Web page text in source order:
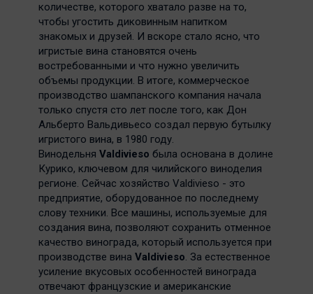
количестве, которого хватало разве на то,
чтобы угостить диковинным напитком
знакомых и друзей. И вскоре стало ясно, что
игристые вина становятся очень
востребованными и что нужно увеличить
объемы продукции. В итоге, коммерческое
производство шампанского компания начала
только спустя сто лет после того, как Дон
Альберто Вальдивьесо создал первую бутылку
игристого вина, в 1980 году.
Винодельня Valdivieso была основана в долине
Курико, ключевом для чилийского виноделия
регионе. Сейчас хозяйство Valdivieso - это
предприятие, оборудованное по последнему
слову техники. Все машины, используемые для
создания вина, позволяют сохранить отменное
качество винограда, который используется при
производстве вина Valdiviesо. За естественное
усиление вкусовых особенностей винограда
отвечают французские и американские